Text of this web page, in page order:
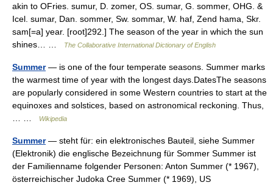
akin to OFries. sumur, D. zomer, OS. sumar, G. sommer, OHG. &
Icel. sumar, Dan. sommer, Sw. sommar, W. haf, Zend hama, Skr.
sam[=a] year. [root]292.] The season of the year in which the sun
shines… …
The Collaborative International Dictionary of English
Summer— is one of the four temperate seasons. Summer marks
the warmest time of year with the longest days.DatesThe seasons
are popularly considered in some Western countries to start at the
equinoxes and solstices, based on astronomical reckoning. Thus,
Wikipedia
Summer— steht für: ein elektronisches Bauteil, siehe Summer
(Elektronik) die englische Bezeichnung für Sommer Summer ist
der Familienname folgender Personen: Anton Summer (* 1967),
österreichischer Judoka Cree Summer (* 1969), US